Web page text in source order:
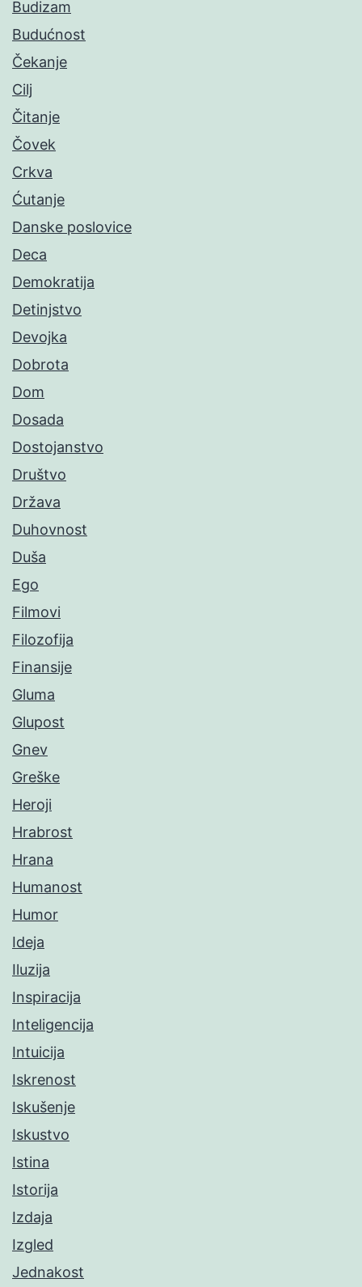
Budizam
Budućnost
Čekanje
Cilj
Čitanje
Čovek
Crkva
Ćutanje
Danske poslovice
Deca
Demokratija
Detinjstvo
Devojka
Dobrota
Dom
Dosada
Dostojanstvo
Društvo
Država
Duhovnost
Duša
Ego
Filmovi
Filozofija
Finansije
Gluma
Glupost
Gnev
Greške
Heroji
Hrabrost
Hrana
Humanost
Humor
Ideja
Iluzija
Inspiracija
Inteligencija
Intuicija
Iskrenost
Iskušenje
Iskustvo
Istina
Istorija
Izdaja
Izgled
Jednakost